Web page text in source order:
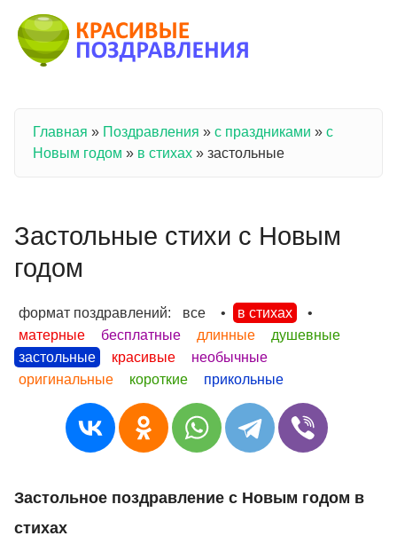
Вы здесь
Главная » Поздравления » с праздниками » с
Новым годом » в стихах » застольные
Застольные стихи с Новым
годом
формат поздравлений: все • в стихах
•
матерные
бесплатные длинные
душевные
застольные
красивые
необычные
оригинальные
короткие прикольные
Застольное поздравление с Новым годом в
стихах